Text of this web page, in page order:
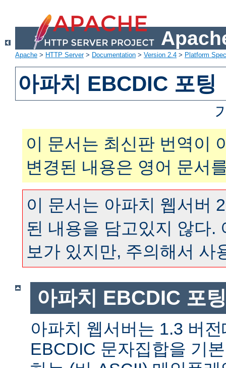
Apache > HTTP Server> Documentation > Version 2.4 > Platform
아파치 EBCDIC 포팅
이 문서는 최신판 번역이
변경된 내용은 영어 문서
이 문서는 아파치 웹서버
된 내용을 담고있지 않다.
보가 있지만, 주의해서 사
아파치 EBCDIC 포
아파치 웹서버는 1.3 버
EBCDIC 문자집합을 기